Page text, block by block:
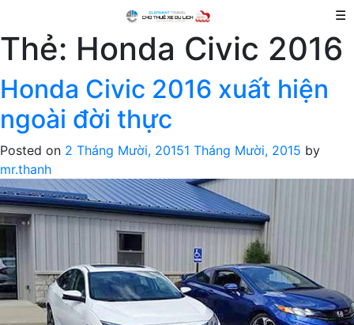
☰
Thẻ: Honda Civic 2016
Honda Civic 2016 xuất hiện
ngoài đời thực
Posted on 2 Tháng Mười, 20151 Tháng Mười, 2015 by
mr.thanh